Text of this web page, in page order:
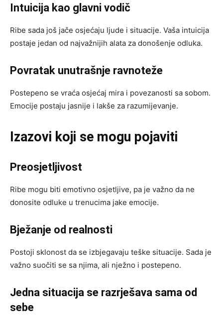
Intuicija kao glavni vodič
Ribe sada još jače osjećaju ljude i situacije. Vaša intuicija
postaje jedan od najvažnijih alata za donošenje odluka.
Povratak unutrašnje ravnoteže
Postepeno se vraća osjećaj mira i povezanosti sa sobom.
Emocije postaju jasnije i lakše za razumijevanje.
Izazovi koji se mogu pojaviti
Preosjetljivost
Ribe mogu biti emotivno osjetljive, pa je važno da ne
donosite odluke u trenucima jake emocije.
Bježanje od realnosti
Postoji sklonost da se izbjegavaju teške situacije. Sada je
važno suočiti se sa njima, ali nježno i postepeno.
Jedna situacija se razrješava sama od
sebe